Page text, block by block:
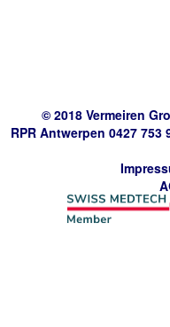
© 2018 Vermeiren
RPR Antwerpen 0427 753